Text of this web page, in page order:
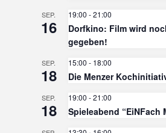
SEP.
16
19:00 -21:00
Dorfkino: Film wird
gegeben!
SEP.
18
15:00 - 18:00
Die Menzer
SEP.
18
19:00 -21:00
Spieleabend “EiNFach